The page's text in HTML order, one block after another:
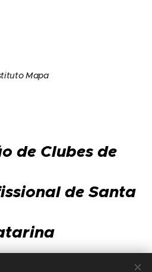
Mapa
de Clubes de
de Santa